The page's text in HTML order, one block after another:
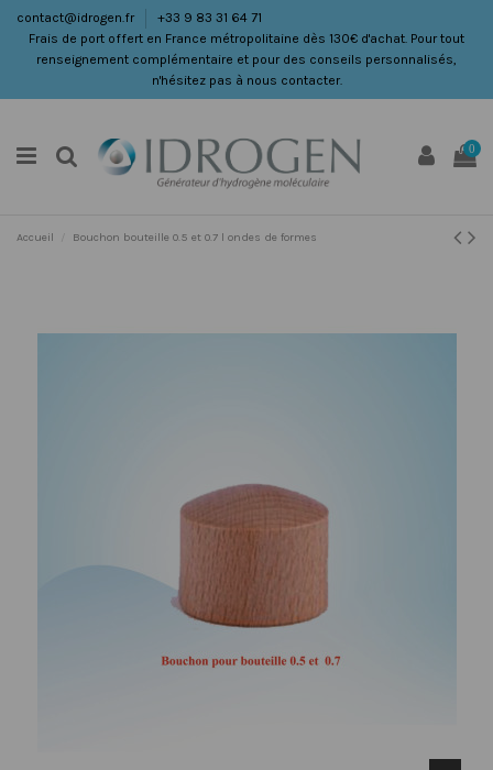
contact@idrogen.fr
+33 9 83 31 64 71
Frais de port offert en France métropolitaine dès 130€ d'achat. Pour tout
renseignement complémentaire et pour des conseils personnalisés,
n'hésitez pas à nous contacter.
0
Accueil Bouchon bouteille 0.5 et 0.7 l ondes de formes